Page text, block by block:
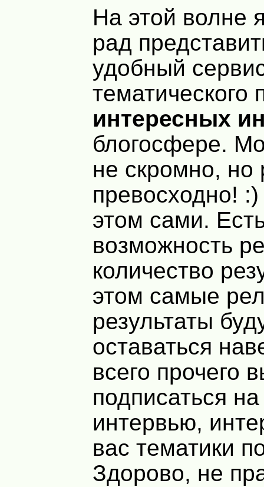
На этой волне
рад
удобный
тематического
интересных
блогосфере.
не скромно, но
превосходно!
этом сами.
возможность
количество
этом самые
результаты
оставаться
всего прочего
подписаться
интервью,
вас тематики
Здорово, не